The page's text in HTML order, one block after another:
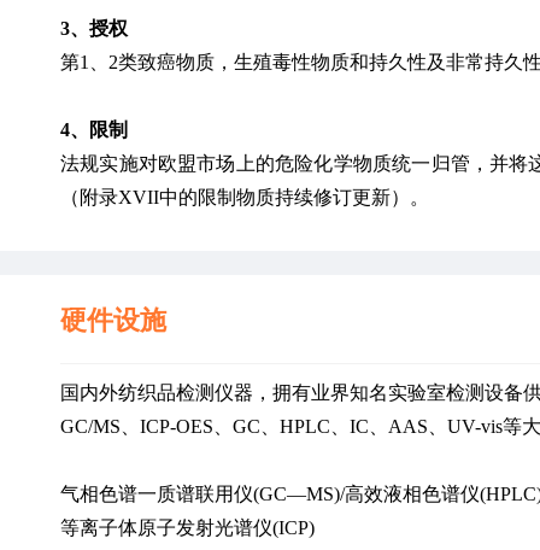
3、授权
第1、2类致癌物质，生殖毒性物质和持久性及非常持久
4、限制
法规实施对欧盟市场上的危险化学物质统一归管，并
（附录XVII中的限制物质持续修订更新）。
硬件设施
国内外纺织品检测仪器，拥有业界知名实验室检测设备
GC/MS、ICP-OES、GC、HPLC、IC、AAS、UV-vis等
气相色谱一质谱联用仪(GC—MS)/高效液相色谱仪
等离子体原子发射光谱仪(ICP)